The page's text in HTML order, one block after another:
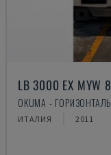
LB 3000 EX MYW
OKUMA -
ИТАЛИЯ 2011